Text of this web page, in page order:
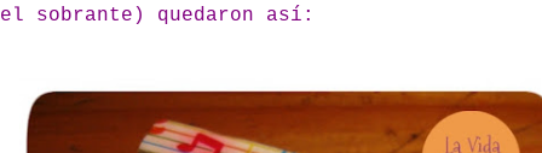
el sobrante) quedaron así: